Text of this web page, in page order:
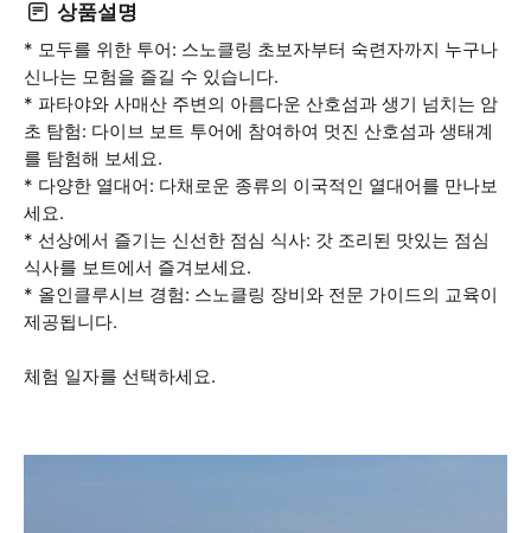
상품설명
* 모두를 위한 투어: 스노클링 초보자부터 숙련자까지 누구나
신나는 모험을 즐길 수 있습니다.
* 파타야와 사매산 주변의 아름다운 산호섬과 생기 넘치는 암
초 탐험: 다이브 보트 투어에 참여하여 멋진 산호섬과 생태계
를 탐험해 보세요.
* 다양한 열대어: 다채로운 종류의 이국적인 열대어를 만나보
세요.
* 선상에서 즐기는 신선한 점심 식사: 갓 조리된 맛있는 점심
식사를 보트에서 즐겨보세요.
* 올인클루시브 경험: 스노클링 장비와 전문 가이드의 교육이
제공됩니다.
체험 일자를 선택하세요.